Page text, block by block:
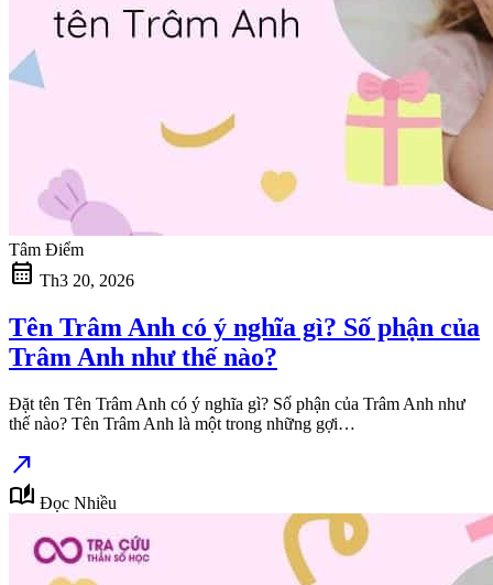
Tâm Điểm
calendar_month Th3 20, 2026
Tên Trâm Anh có ý nghĩa gì? Số phận của
Trâm Anh như thế nào?
Đặt tên Tên Trâm Anh có ý nghĩa gì? Số phận của Trâm Anh như
thế nào? Tên Trâm Anh là một trong những gợi…
north_east
auto_stories Đọc Nhiều